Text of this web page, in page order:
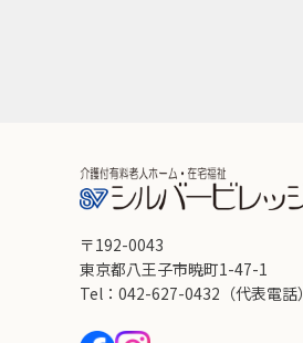
〒192-0043
東京都八王子市暁町1-47-1
Tel：042-627-0432 （代表電話）